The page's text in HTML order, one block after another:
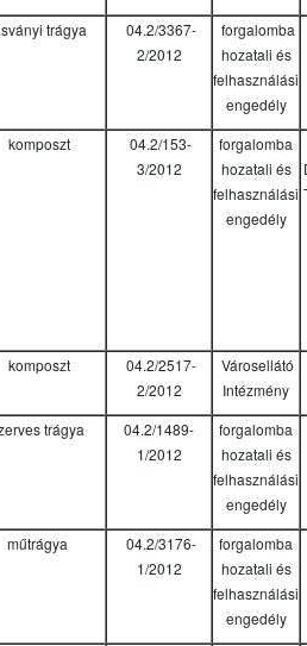
trágya
04.2/3367-
2/2012
forgalomba
hozatali és
felhasználási
engedély
komposzt
04.2/153-
3/2012
forgalomba
hozatali és
felhasználási
engedély
komposzt
04.2/2517-
2/2012
Városellátó
Intézmény
trágya
04.2/1489-
1/2012
forgalomba
hozatali és
felhasználási
engedély
műtrágya
04.2/3176-
1/2012
forgalomba
hozatali és
felhasználási
engedély